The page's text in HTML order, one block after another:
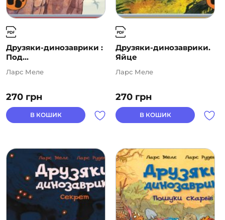
Друзяки-динозаврики :
Под...
270 грн
Ларс Меле
В КОШИК
Друзяки-динозаврики.
Яйце
270 грн
Ларс Меле
В КОШИК